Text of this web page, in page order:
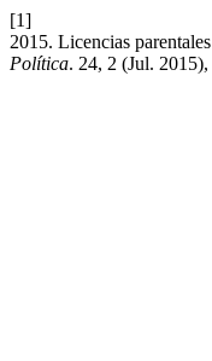
[1]
2015. Licencias
Política. 24, 2 (Jul.